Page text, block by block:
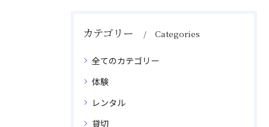
カテゴリー Categories
全てのカテゴリー
体験
レンタル
貸切